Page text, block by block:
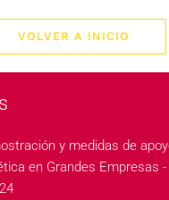
VOLVER A INICIO
y medidas de
en Grandes Empresas -